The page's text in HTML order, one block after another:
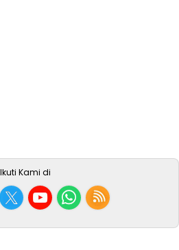
Ikuti Kami di